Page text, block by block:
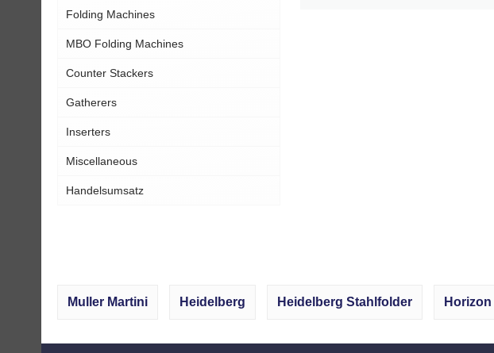
Folding Machines
MBO Folding Machines
Counter Stackers
Gatherers
Inserters
Miscellaneous
Handelsumsatz
Muller Martini Heidelberg Heidelberg Stahlfolder Horizon